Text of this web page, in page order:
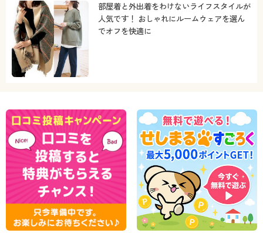
部屋着と外出着をわけないライフスタイルが
人気です！ おしゃれにルームウェアを選ん
でオフを快適に